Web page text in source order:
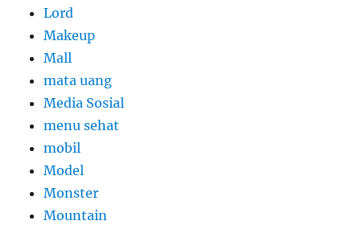
Lord
Makeup
Mall
mata uang
Media Sosial
menu sehat
mobil
Model
Monster
Mountain